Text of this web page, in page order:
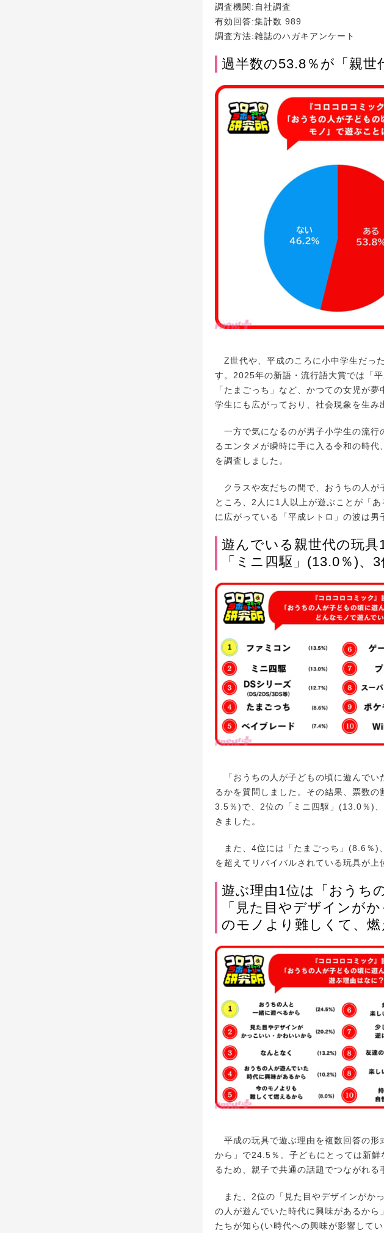
調査機関:自社調査
有効回答:集計数 989
調査方法:雑誌のハガキアンケート
過半数の53.8％が「親世
Z世代や、平成のころに小中学生だっ
す。2025年の新語・流行語大賞では「
「たまごっち」など、かつての女児が
学生にも広がっており、社会現象を生み
一方で気になるのが男子小学生の流行
るエンタメが瞬時に手に入る令和の時
を調査しました。
クラスや友だちの間で、おうちの人が
ところ、2人に1人以上が遊ぶことが「
に広がっている「平成レトロ」の波は男
遊んでいる親世代の玩
「ミニ四駆」(13.0％)、
「おうちの人が子どもの頃に遊んでい
るかを質問しました。その結果、票数
3.5％)で、2位の「ミニ四駆」(13.0％)
きました。
また、4位には「たまごっち」(8.6％)
を超えてリバイバルされている玩具が上
遊ぶ理由1位は「おうち
「見た目やデザインが
のモノより難しくて、
平成の玩具で遊ぶ理由を複数回答の形
から」で24.5％。子どもにとっては新
るため、親子で共通の話題でつながれる
また、2位の「見た目やデザインがか
の人が遊んでいた時代に興味があるか
たちが知ら(い時代への興味が影響してい